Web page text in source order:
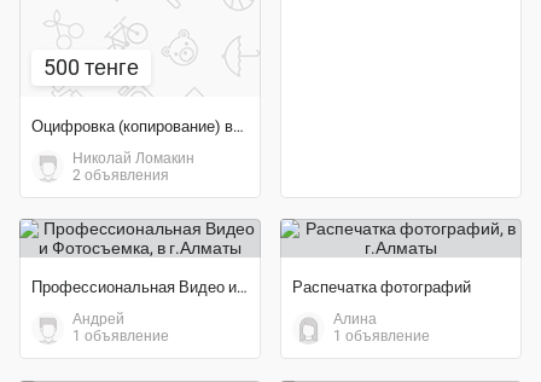
500 тенге
Оцифровка (копирование) видеокассет, дисков и фотопленки
Николай Ломакин
2 объявления
Профессиональная Видео и Фотосъемка
Андрей
1 объявление
Распечатка фотографий
Алина
1 объявление